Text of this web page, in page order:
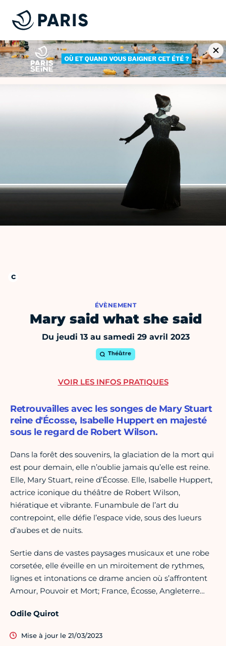
ÉVÈNEMENT
Mary said what she said
Du jeudi 13 au samedi 29 avril 2023
Théâtre
Retrouvailles avec les songes de Mary Stuart
reine d'Écosse, Isabelle Huppert en majesté
sous le regard de Robert Wilson.
Dans la forêt des souvenirs, la glaciation de la mort qui
est pour demain, elle n’oublie jamais qu’elle est reine.
Elle, Mary Stuart, reine d’Écosse. Elle, Isabelle Huppert,
actrice iconique du théâtre de Robert Wilson,
hiératique et vibrante. Funambule de l’art du
contrepoint, elle défie l’espace vide, sous des lueurs
d’aubes et de nuits.
Sertie dans de vastes paysages musicaux et une robe
corsetée, elle éveille en un miroitement de rythmes,
lignes et intonations ce drame ancien où s’affrontent
Amour, Pouvoir et Mort; France, Écosse, Angleterre…
Odile Quirot
Mise à jour le 21/03/2023
VOIR LES INFOS PRATIQUES